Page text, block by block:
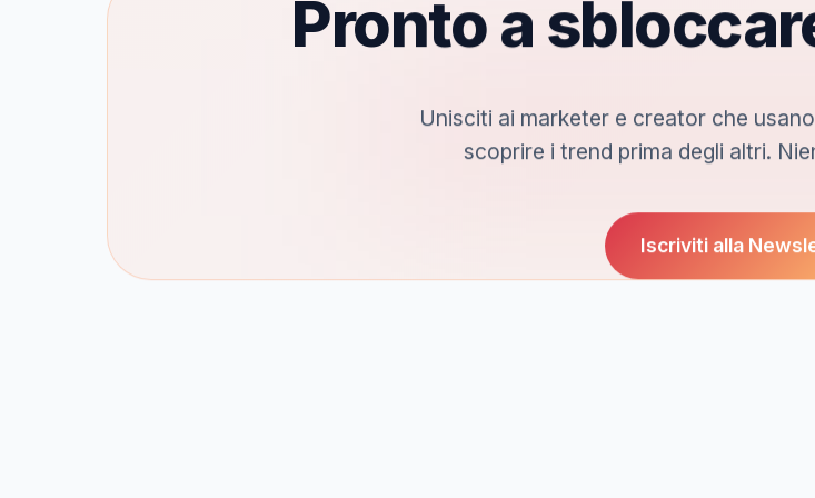
Pronto a
Unisciti ai marketer e creator che
scoprire i trend prima degli altri.
Iscriviti alla